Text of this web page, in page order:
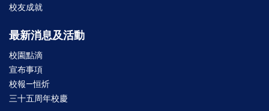
校友成就
最新消息及活動
校園點滴
宣布事項
校報—恒炘
三十五周年校慶